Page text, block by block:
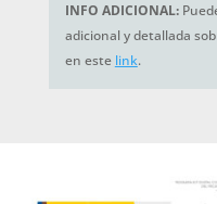
INFO ADICIONAL:
adicional y detallada
en este link.